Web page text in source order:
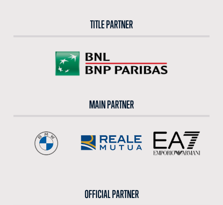
TITLE PARTNER
MAIN PARTNER
OFFICIAL PARTNER